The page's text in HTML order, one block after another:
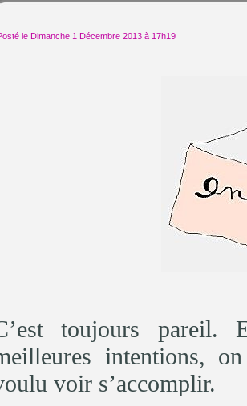
le Dimanche 1 Décembre 2013 à 17h19
toujours
intentions,
voir s’accomplir.